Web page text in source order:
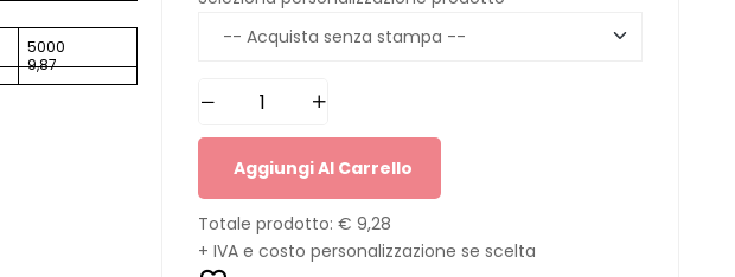
5000
9,87
Aggiungi Al Carrello
Totale prodotto: € 9,28
+ IVA e costo personalizzazione se scelta